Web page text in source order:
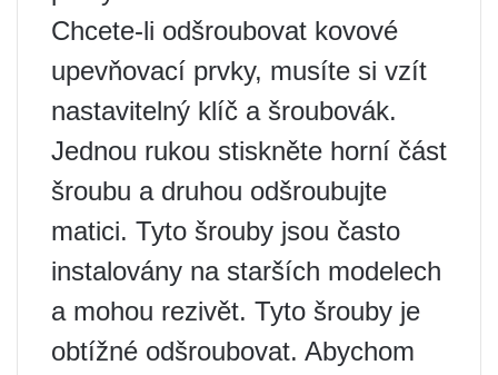
Chcete-li odšroubovat kovové
upevňovací prvky, musíte si vzít
nastavitelný klíč a šroubovák.
Jednou rukou stiskněte horní část
šroubu a druhou odšroubujte
matici. Tyto šrouby jsou často
instalovány na starších modelech
a mohou rezivět. Tyto šrouby je
obtížné odšroubovat. Abychom